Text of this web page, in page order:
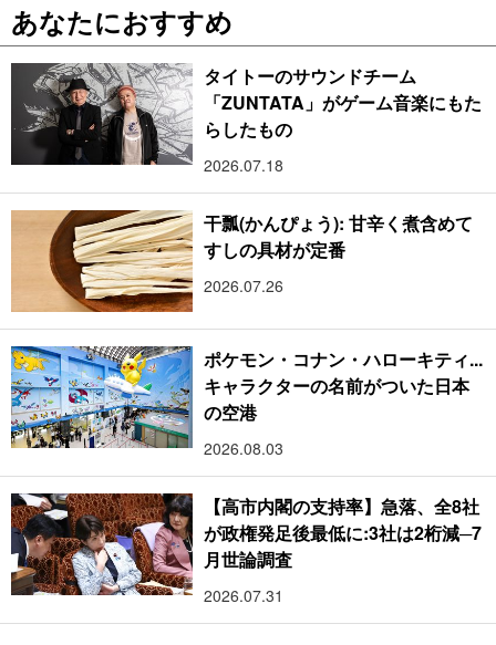
あなたにおすすめ
タイトーのサウンドチーム
「ZUNTATA」がゲーム音楽にもた
らしたもの
2026.07.18
干瓢(かんぴょう): 甘辛く煮含めて
すしの具材が定番
2026.07.26
ポケモン・コナン・ハローキティ...
キャラクターの名前がついた日本
の空港
2026.08.03
【高市内閣の支持率】急落、全8社
が政権発足後最低に:3社は2桁減─7
月世論調査
2026.07.31